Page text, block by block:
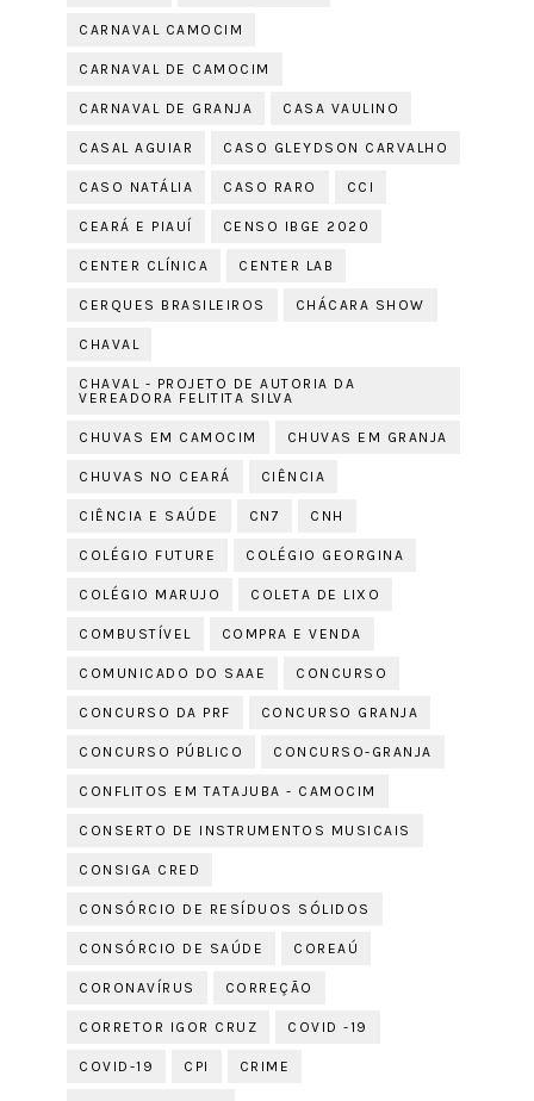
CARNAVAL CAMOCIM
CARNAVAL DE CAMOCIM
CARNAVAL DE GRANJA CASA VAULINO
CASAL AGUIAR CASO GLEYDSON CARVALHO
CASO NATÁLIA CASO RARO CCI
CEARÁ E PIAUÍ CENSO IBGE 2020
CENTER CLÍNICA CENTER LAB
CERQUES BRASILEIROS CHÁCARA SHOW
CHAVAL
CHAVAL - PROJETO DE AUTORIA DA
VEREADORA FELITITA SILVA
CHUVAS EM CAMOCIM CHUVAS EM GRANJA
CHUVAS NO CEARÁ CIÊNCIA
CIÊNCIA E SAÚDE CN7 CNH
COLÉGIO FUTURE COLÉGIO GEORGINA
COLÉGIO MARUJO COLETA DE LIXO
COMBUSTÍVEL COMPRA E VENDA
COMUNICADO DO SAAE CONCURSO
CONCURSO DA PRF CONCURSO GRANJA
CONCURSO PÚBLICO CONCURSO-GRANJA
CONFLITOS EM TATAJUBA - CAMOCIM
CONSERTO DE INSTRUMENTOS MUSICAIS
CONSIGA CRED
CONSÓRCIO DE RESÍDUOS SÓLIDOS
CONSÓRCIO DE SAÚDE COREAÚ
CORONAVÍRUS CORREÇÃO
CORRETOR IGOR CRUZ COVID -19
COVID-19 CPI CRIME